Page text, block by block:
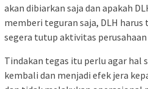
akan dibiarkan saja dan apakah
memberi teguran saja, DLH
segera tutup aktivitas perusahaan
Tindakan tegas itu perlu agar hal
kembali dan menjadi efek jera